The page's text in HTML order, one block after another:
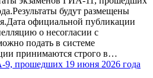
будут размещены
официальной публикации
о несогласии с
подать в системе
принимаются строго в…
9, прошедших 19 июня 2026 года